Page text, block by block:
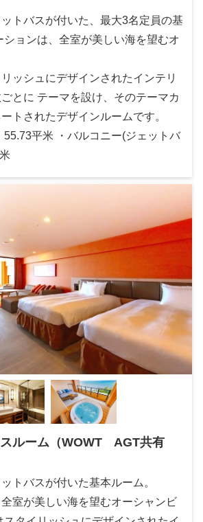
トバスが付いた、最大3名定員の基
ションは、全室が美しい海を望むオ
ッシュにデザインされたインテリ
とに テーマを設け、そのテーマカ
トされたデザインルームです。
55.73平米 ・バルコニー(ジェットバ
ルーム（WOWT AGT共有
トバスが付いた基本ルーム。
室が美しい海を望むオーシャンビ